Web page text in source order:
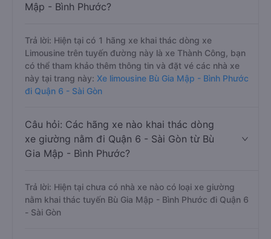
Mập - Bình Phước?
Trả lời: Hiện tại có 1 hãng xe khai thác dòng xe
Limousine trên tuyến đường này là xe Thành Công, bạn
có thể tham khảo thêm thông tin và đặt vé các nhà xe
này tại trang này: Xe limousine Bù Gia Mập - Bình Phước
đi Quận 6 - Sài Gòn
Câu hỏi: Các hãng xe nào khai thác dòng
xe giường nằm đi Quận 6 - Sài Gòn từ Bù
Gia Mập - Bình Phước?
Trả lời: Hiện tại chưa có nhà xe nào có loại xe giường
nằm khai thác tuyến Bù Gia Mập - Bình Phước đi Quận 6
- Sài Gòn